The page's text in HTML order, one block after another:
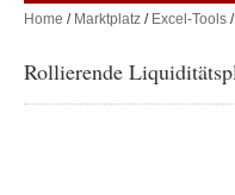
Home / Marktplatz / Excel-Tools /
Rollierende